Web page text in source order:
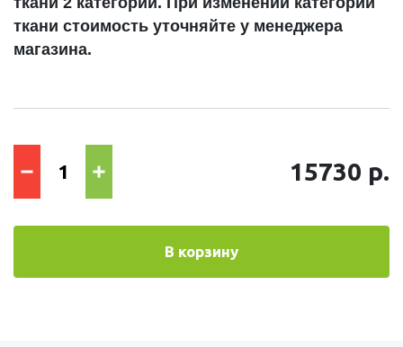
ткани стоимость уточняйте у менеджера
магазина.
15730 р.
В корзину